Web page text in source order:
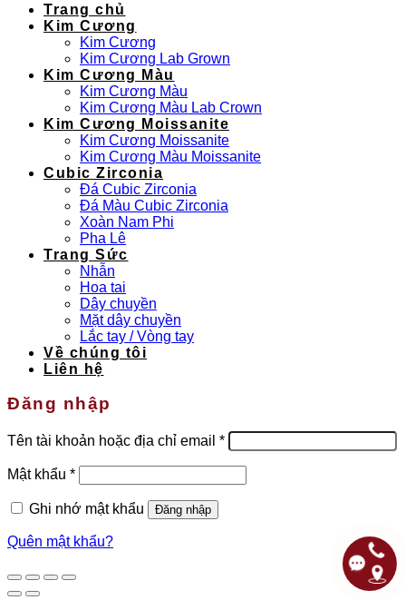
Trang chủ
Kim Cương
Kim Cương
Kim Cương Lab Grown
Kim Cương Màu
Kim Cương Màu
Kim Cương Màu Lab Crown
Kim Cương Moissanite
Kim Cương Moissanite
Kim Cương Màu Moissanite
Cubic Zirconia
Đá Cubic Zirconia
Đá Màu Cubic Zirconia
Xoàn Nam Phi
Pha Lê
Trang Sức
Nhẫn
Hoa tai
Dây chuyền
Mặt dây chuyền
Lắc tay / Vòng tay
Về chúng tôi
Liên hệ
Đăng nhập
Tên tài khoản hoặc địa chỉ email *Bắt
buộc
Mật khẩu *Bắt
buộc
Ghi nhớ mật khẩu
Đăng nhập
Quên mật khẩu?